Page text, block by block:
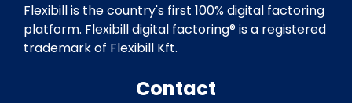
Flexibill is the country's first 100% digital factoring
platform. Flexibill digital factoring® is a registered
trademark of Flexibill Kft.
Contact